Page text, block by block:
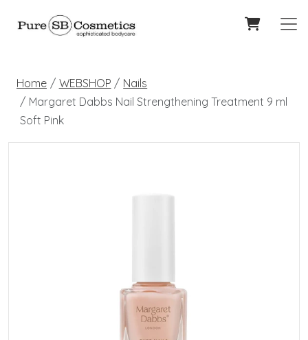
Home WEBSHOP
Nails
Margaret Dabbs Nail Strengthening Treatment 9 ml
Soft Pink